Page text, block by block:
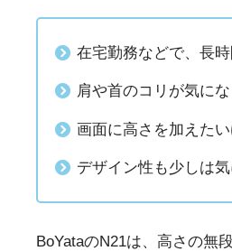
在宅勤務などで、長
肩や首のコリが気にな
画面に高さを加えた
デザイン性も少しは
BoYataのN21は、高さの無